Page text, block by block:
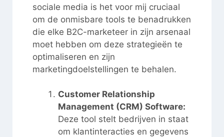
sociale media is het voor mij cruciaal
om de onmisbare tools te benadrukken
die elke B2C-marketeer in zijn arsenaal
moet hebben om deze strategieën te
optimaliseren en zijn
marketingdoelstellingen te behalen.
Customer Relationship
Management (CRM) Software:
Deze tool stelt bedrijven in staat
om klantinteracties en gegevens